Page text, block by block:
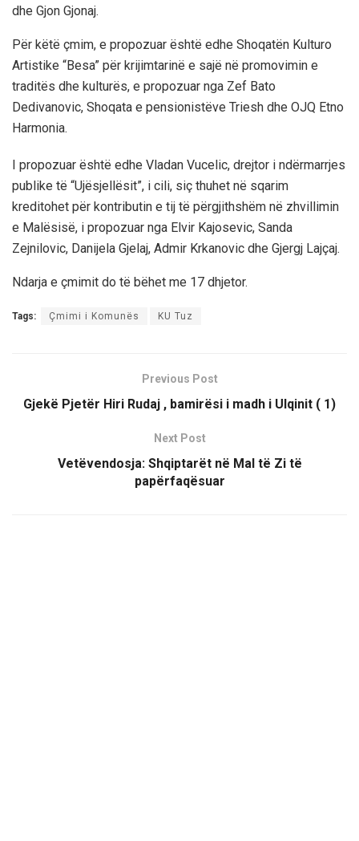
dhe Gjon Gjonaj.
Për këtë çmim, e propozuar është edhe Shoqatën Kulturo
Artistike “Besa” për krijimtarinë e sajë në promovimin e
traditës dhe kulturës, e propozuar nga Zef Bato
Dedivanovic, Shoqata e pensionistëve Triesh dhe OJQ Etno
Harmonia.
I propozuar është edhe Vladan Vucelic, drejtor i ndërmarrjes
publike të “Ujësjellësit”, i cili, siç thuhet në sqarim
kreditohet për kontributin e tij të përgjithshëm në zhvillimin
e Malësisë, i propozuar nga Elvir Kajosevic, Sanda
Zejnilovic, Danijela Gjelaj, Admir Krkanovic dhe Gjergj Lajçaj.
Ndarja e çmimit do të bëhet me 17 dhjetor.
Tags: Çmimi i Komunës KU Tuz
Previous Post
Gjekë Pjetër Hiri Rudaj , bamirësi i madh i Ulqinit ( 1)
Next Post
Vetëvendosja: Shqiptarët në Mal të Zi të
papërfaqësuar